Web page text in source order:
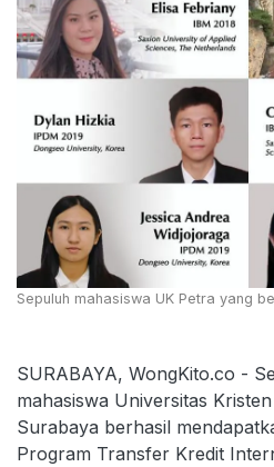
Sepuluh mahasiswa UK Petra yang
SURABAYA, WongKito.co -
mahasiswa Universitas
Surabaya berhasil
Program Transfer Kredit